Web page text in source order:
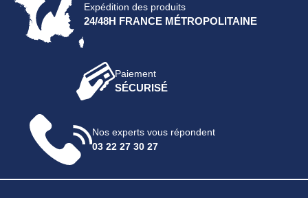
Expédition des produits
24/48H FRANCE MÉTROPOLITAINE
Paiement
SÉCURISÉ
Nos experts vous répondent
03 22 27 30 27